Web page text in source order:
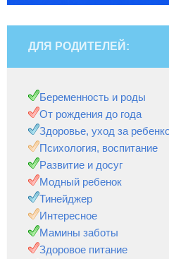
ДЛЯ РОДИТЕЛЕЙ:
Беременность и роды
От рождения до года
Здоровье, уход за
Психология, воспитание
Развитие и досуг
Модный ребенок
Тинейджер
Интересное
Мамины заботы
Здоровое питание